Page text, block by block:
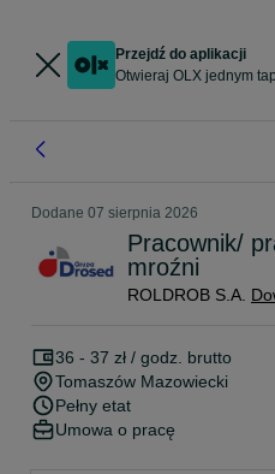
Przejdź do aplikacji
Otwieraj OLX jednym
Dodane 07 sierpnia 2026
Pracownik/
mroźni
ROLDROB S.A.
36 - 37 zł / godz. brutto
Tomaszów Mazowiecki
Pełny etat
Umowa o pracę